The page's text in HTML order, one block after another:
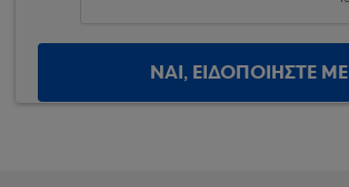
ΝΑΙ, ΕΙΔΟΠΟΙΗΣΤΕ ΜΕ